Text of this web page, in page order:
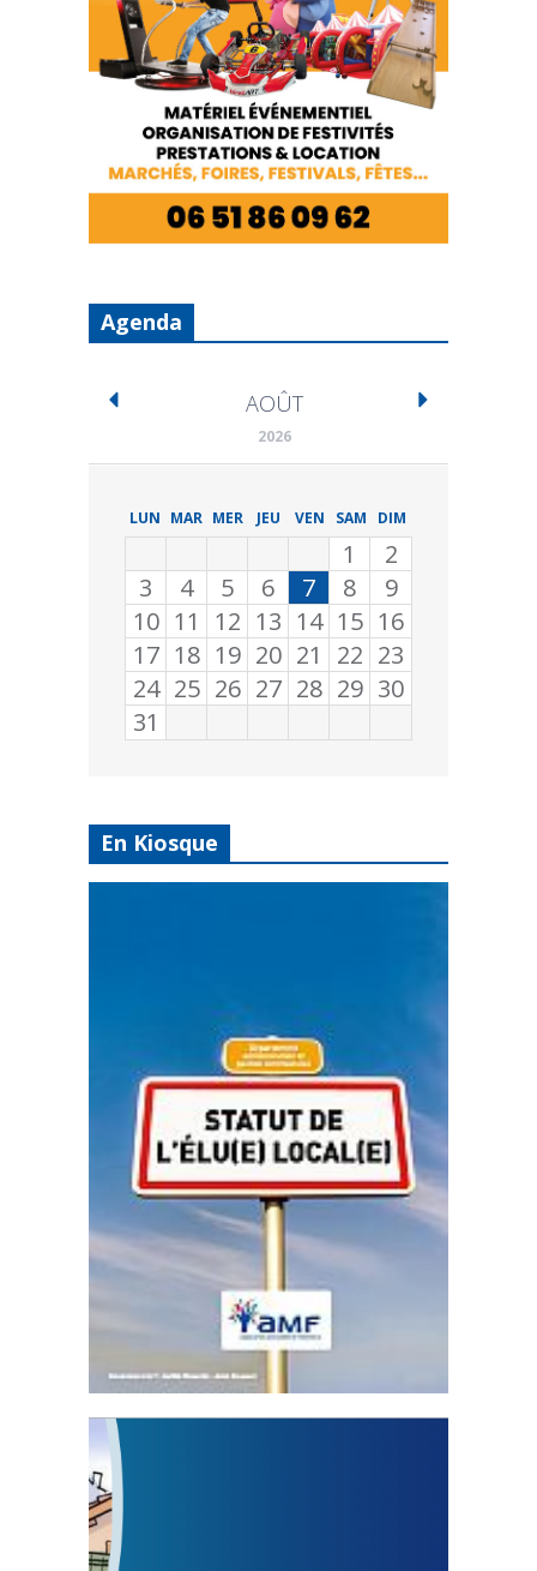
Agenda
AOÛT
2026
LUN MAR MER JEU VEN SAM DIM
1
2
3
4 5 6 7 8
9
10 11 12 13 14 15 16
17 18 19 20 21 22 23
24 25 26 27 28 29 30
31
En Kiosque
Statut de l’élu local
3 avril 2024
Mise à jour avril 2024
FEUILLETER